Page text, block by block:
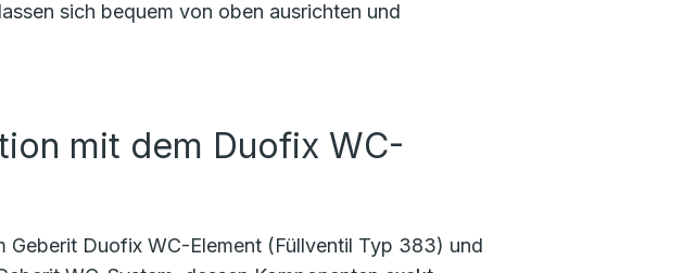
sich bequem von oben ausrichten und
mit dem Duofix WC-
Geberit Duofix WC-Element (Füllventil Typ 383) und